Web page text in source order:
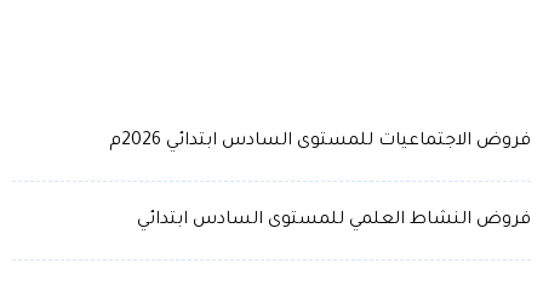
فروض الاجتماعيات للمستوى السادس ابتدائي 2026م
فروض النشاط العلمي للمستوى السادس ابتدائي